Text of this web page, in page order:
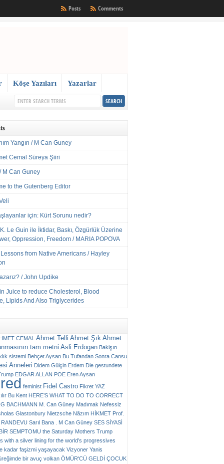
Comments
Posts
Köşe Yazıları Yazarlar
Yangın / M Can Guney
Cemal Süreya Şiiri
M Can Guney
to the Gutenberg Editor
için: Kürt Sorunu nedir?
Le Guin ile İktidar, Baskı, Özgürlük Üzerine
Oppression, Freedom / MARIA POPOVA
from Native Americans / Hayley
/ John Updike
Juice to reduce Cholesterol, Blood
Lipids And Also Triglycerides
CEMAL Ahmet Telli Ahmet Şık Ahmet
tam metni Asli Erdogan Bakişın
sistemi Behçet Aysan Bu Tufandan Sonra Cansu
Anneleri Didem Gülçin Erdem Die gestundete
EDGAR ALLAN POE Eren Aysan
feminist Fidel Castro Fikret YAZ
Bu Kent HERE’S WHAT TO DO TO CORRECT
BACHMANN M. Can Güney Madımak Nefessiz
Glastonbury Nietzsche Nâzım HİKMET Prof.
RANDEVU Sarıl Bana . M Can Güney SES SİYASİ
SEMPTOMU the Saturday Mothers Trump
with a silver lining for the world’s progressives
kadar faşizmi yaşayacak Vizyoner Yanis
bir avuç volkan ÖMÜR'CÜ GELDİ ÇOCUK